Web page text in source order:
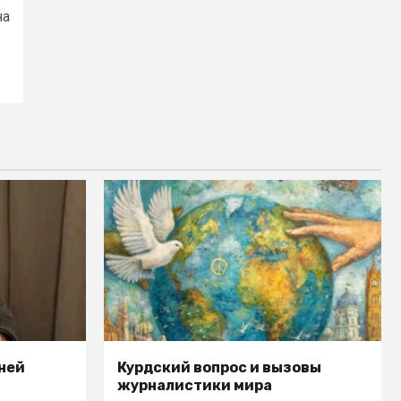
Курдский вопрос и вызовы
журналистики мира